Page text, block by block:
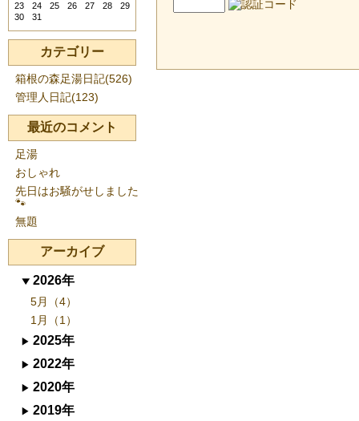
23
24 25 26 27 28
29
30
31
カテゴリー
箱根の森足湯日記(526)
管理人日記(123)
最近のコメント
足湯
おしゃれ
先日はお騒がせしました
🐾
無題
アーカイブ
2026年
5月（4）
1月（1）
2025年
2022年
2020年
2019年